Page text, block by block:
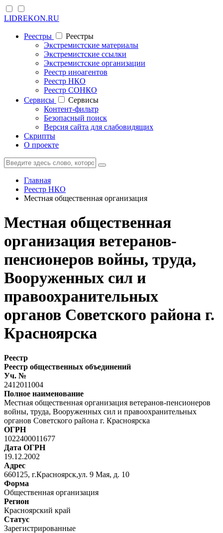
LIDREKON.RU
Реестры
Реестры
Экстремистские материалы
Экстремистские ссылки
Экстремистские организации
Реестр иноагентов
Реестр НКО
Реестр СОНКО
Cервисы
Cервисы
Контент-фильтр
Безопасный поиск
Версия сайта для слабовидящих
Скрипты
О проекте
Главная
Реестр НКО
Местная общественная организация
Местная общественная
организация ветеранов-
пенсионеров войны, труда,
Вооруженных сил и
правоохранительных
органов Советского района г.
Красноярска
Реестр
Реестр общественных объединений
Уч. №
2412011004
Полное наименование
Местная общественная организация ветеранов-пенсионеров
войны, труда, Вооруженных сил и правоохранительных
органов Советского района г. Красноярска
ОГРН
1022400011677
Дата ОГРН
19.12.2002
Адрес
660125, г.Красноярск,ул. 9 Мая, д. 10
Форма
Общественная организация
Регион
Красноярский край
Статус
Зарегистрированные